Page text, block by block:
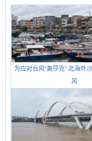
为应对台风“美莎克” 北海外
风